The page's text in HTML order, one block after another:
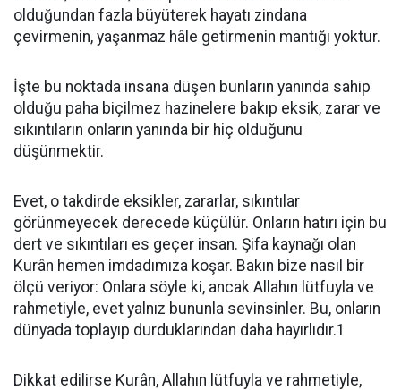
olduğundan fazla büyüterek hayatı zindana
çevirmenin, yaşanmaz hâle getirmenin mantığı yoktur.
İşte bu noktada insana düşen bunların yanında sahip
olduğu paha biçilmez hazinelere bakıp eksik, zarar ve
sıkıntıların onların yanında bir hiç olduğunu
düşünmektir.
Evet, o takdirde eksikler, zararlar, sıkıntılar
görünmeyecek derecede küçülür. Onların hatırı için bu
dert ve sıkıntıları es geçer insan. Şifa kaynağı olan
Kurân hemen imdadımıza koşar. Bakın bize nasıl bir
ölçü veriyor: Onlara söyle ki, ancak Allahın lütfuyla ve
rahmetiyle, evet yalnız bununla sevinsinler. Bu, onların
dünyada toplayıp durduklarından daha hayırlıdır.1
Dikkat edilirse Kurân, Allahın lütfuyla ve rahmetiyle,